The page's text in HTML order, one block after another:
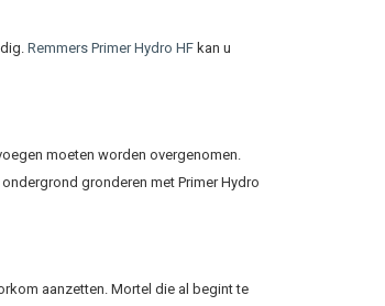
Remmers Primer Hydro HFkan u
moeten worden overgenomen.
gronderen met Primer Hydro
aanzetten. Mortel die al begint te